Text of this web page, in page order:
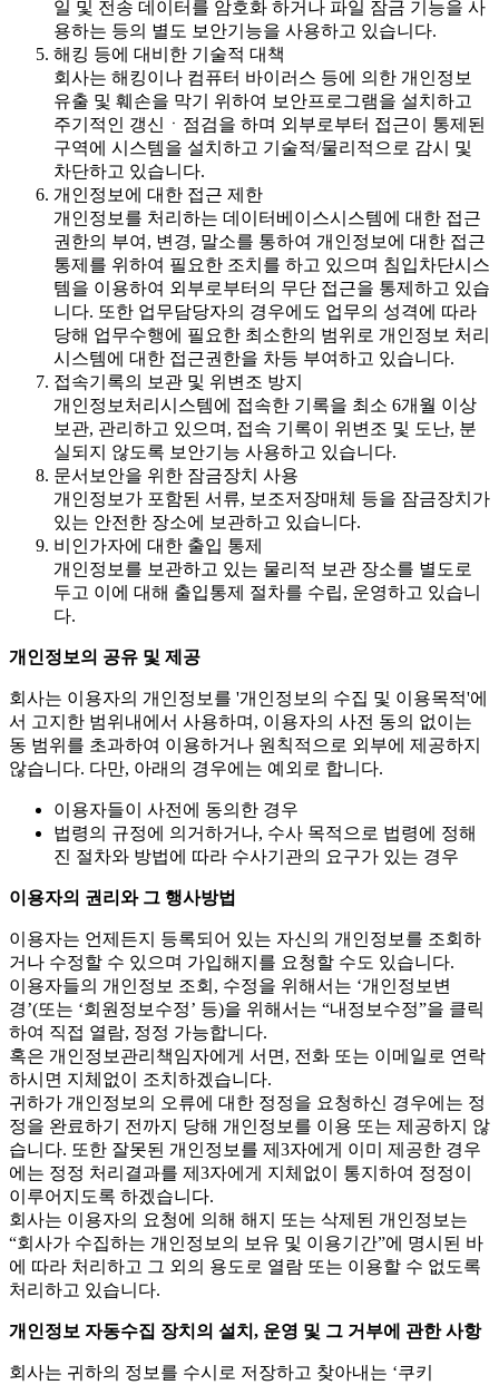
일 및 전송 데이터를 암호화 하거나 파일 잠금 기능을 사
용하는 등의 별도 보안기능을 사용하고 있습니다.
해킹 등에 대비한 기술적 대책
회사는 해킹이나 컴퓨터 바이러스 등에 의한 개인정보
유출 및 훼손을 막기 위하여 보안프로그램을 설치하고
주기적인 갱신ㆍ점검을 하며 외부로부터 접근이 통제된
구역에 시스템을 설치하고 기술적/물리적으로 감시 및
차단하고 있습니다.
개인정보에 대한 접근 제한
개인정보를 처리하는 데이터베이스시스템에 대한 접근
권한의 부여, 변경, 말소를 통하여 개인정보에 대한 접근
통제를 위하여 필요한 조치를 하고 있으며 침입차단시스
템을 이용하여 외부로부터의 무단 접근을 통제하고 있습
니다. 또한 업무담당자의 경우에도 업무의 성격에 따라
당해 업무수행에 필요한 최소한의 범위로 개인정보 처리
시스템에 대한 접근권한을 차등 부여하고 있습니다.
접속기록의 보관 및 위변조 방지
개인정보처리시스템에 접속한 기록을 최소 6개월 이상
보관, 관리하고 있으며, 접속 기록이 위변조 및 도난, 분
실되지 않도록 보안기능 사용하고 있습니다.
문서보안을 위한 잠금장치 사용
개인정보가 포함된 서류, 보조저장매체 등을 잠금장치가
있는 안전한 장소에 보관하고 있습니다.
비인가자에 대한 출입 통제
개인정보를 보관하고 있는 물리적 보관 장소를 별도로
두고 이에 대해 출입통제 절차를 수립, 운영하고 있습니
다.
개인정보의 공유 및 제공
회사는 이용자의 개인정보를 '개인정보의 수집 및 이용목적'에
서 고지한 범위내에서 사용하며, 이용자의 사전 동의 없이는
동 범위를 초과하여 이용하거나 원칙적으로 외부에 제공하지
않습니다. 다만, 아래의 경우에는 예외로 합니다.
이용자들이 사전에 동의한 경우
법령의 규정에 의거하거나, 수사 목적으로 법령에 정해
진 절차와 방법에 따라 수사기관의 요구가 있는 경우
이용자의 권리와 그 행사방법
이용자는 언제든지 등록되어 있는 자신의 개인정보를 조회하
거나 수정할 수 있으며 가입해지를 요청할 수도 있습니다.
이용자들의 개인정보 조회, 수정을 위해서는 ‘개인정보변
경’(또는 ‘회원정보수정’ 등)을 위해서는 “내정보수정”을 클릭
하여 직접 열람, 정정 가능합니다.
혹은 개인정보관리책임자에게 서면, 전화 또는 이메일로 연락
하시면 지체없이 조치하겠습니다.
귀하가 개인정보의 오류에 대한 정정을 요청하신 경우에는 정
정을 완료하기 전까지 당해 개인정보를 이용 또는 제공하지 않
습니다. 또한 잘못된 개인정보를 제3자에게 이미 제공한 경우
에는 정정 처리결과를 제3자에게 지체없이 통지하여 정정이
이루어지도록 하겠습니다.
회사는 이용자의 요청에 의해 해지 또는 삭제된 개인정보는
“회사가 수집하는 개인정보의 보유 및 이용기간”에 명시된 바
에 따라 처리하고 그 외의 용도로 열람 또는 이용할 수 없도록
처리하고 있습니다.
개인정보 자동수집 장치의 설치, 운영 및 그 거부에 관한 사항
회사는 귀하의 정보를 수시로 저장하고 찾아내는 ‘쿠키